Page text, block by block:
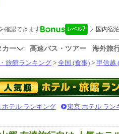
カー 高速バス・ツアー
海外旅
旅館ランキング> 全国 (食事) > 甲信越
ホテル ランキング 東京 ホテル ラン